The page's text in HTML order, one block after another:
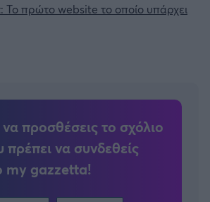
Το πρώτο website το οποίο υπάρχει
να προσθέσεις το σχόλιο
πρέπει να συνδεθείς
my gazzetta!